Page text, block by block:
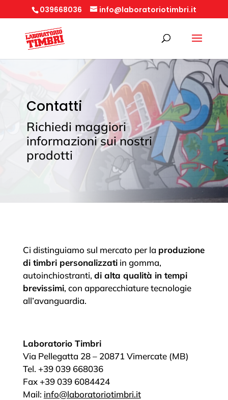
039668036 info@laboratoriotimbri.it
Contatti
Richiedi maggiori
informazioni sui nostri
prodotti
Ci distinguiamo sul mercato per la produzione
di timbri personalizzatiin gomma,
autoinchiostranti, di alta qualità in tempi
brevissimi, con apparecchiature tecnologie
all’avanguardia.
Laboratorio Timbri
Via Pellegatta 28 – 20871 Vimercate (MB)
Tel. +39 039 668036
Fax +39 039 6084424
Mail: info@laboratoriotimbri.it